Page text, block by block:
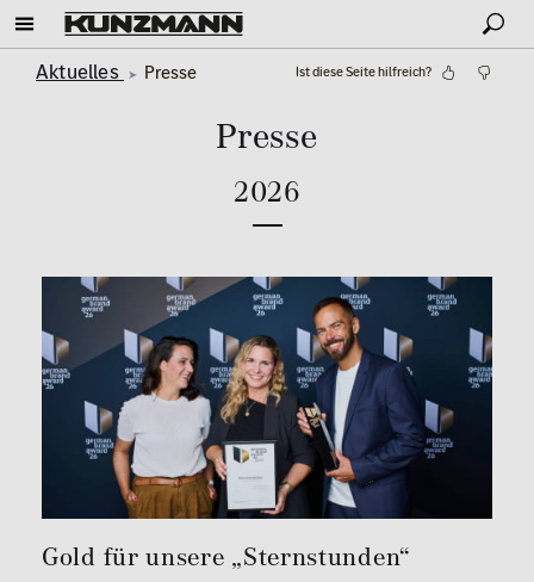
Aktuelles Presse Ist diese Seite hilfreich?
Presse
2026
Gold für unsere „Sternstunden“